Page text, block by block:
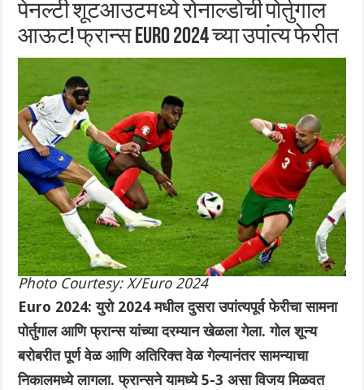
पेनल्टी शूटआउटमध्ये रोनाल्डोची पोर्तुगाल
आऊट! फ्रान्स EURO 2024 च्या उपांत्य फेरीत
Photo Courtesy: X/Euro 2024
Euro 2024: युरो 2024 मधील दुसरा उपांत्यपूर्व फेरीचा सामना
पोर्तुगाल आणि फ्रान्स यांच्या दरम्यान खेळला गेला. गोल शून्य
बरोबरीत पूर्ण वेळ आणि अतिरिक्त वेळ गेल्यानंतर सामन्याचा
निकालमध्ये लागला. फ्रान्सने यामध्ये 5-3 असा विजय मिळवत